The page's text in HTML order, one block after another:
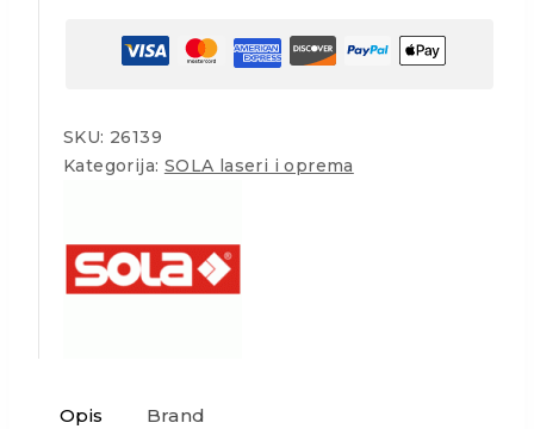
SKU: 26139
Kategorija: SOLA laseri i oprema
Opis Brand